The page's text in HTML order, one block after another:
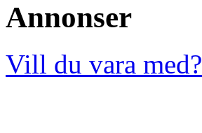
Annonser
Vill du vara med?